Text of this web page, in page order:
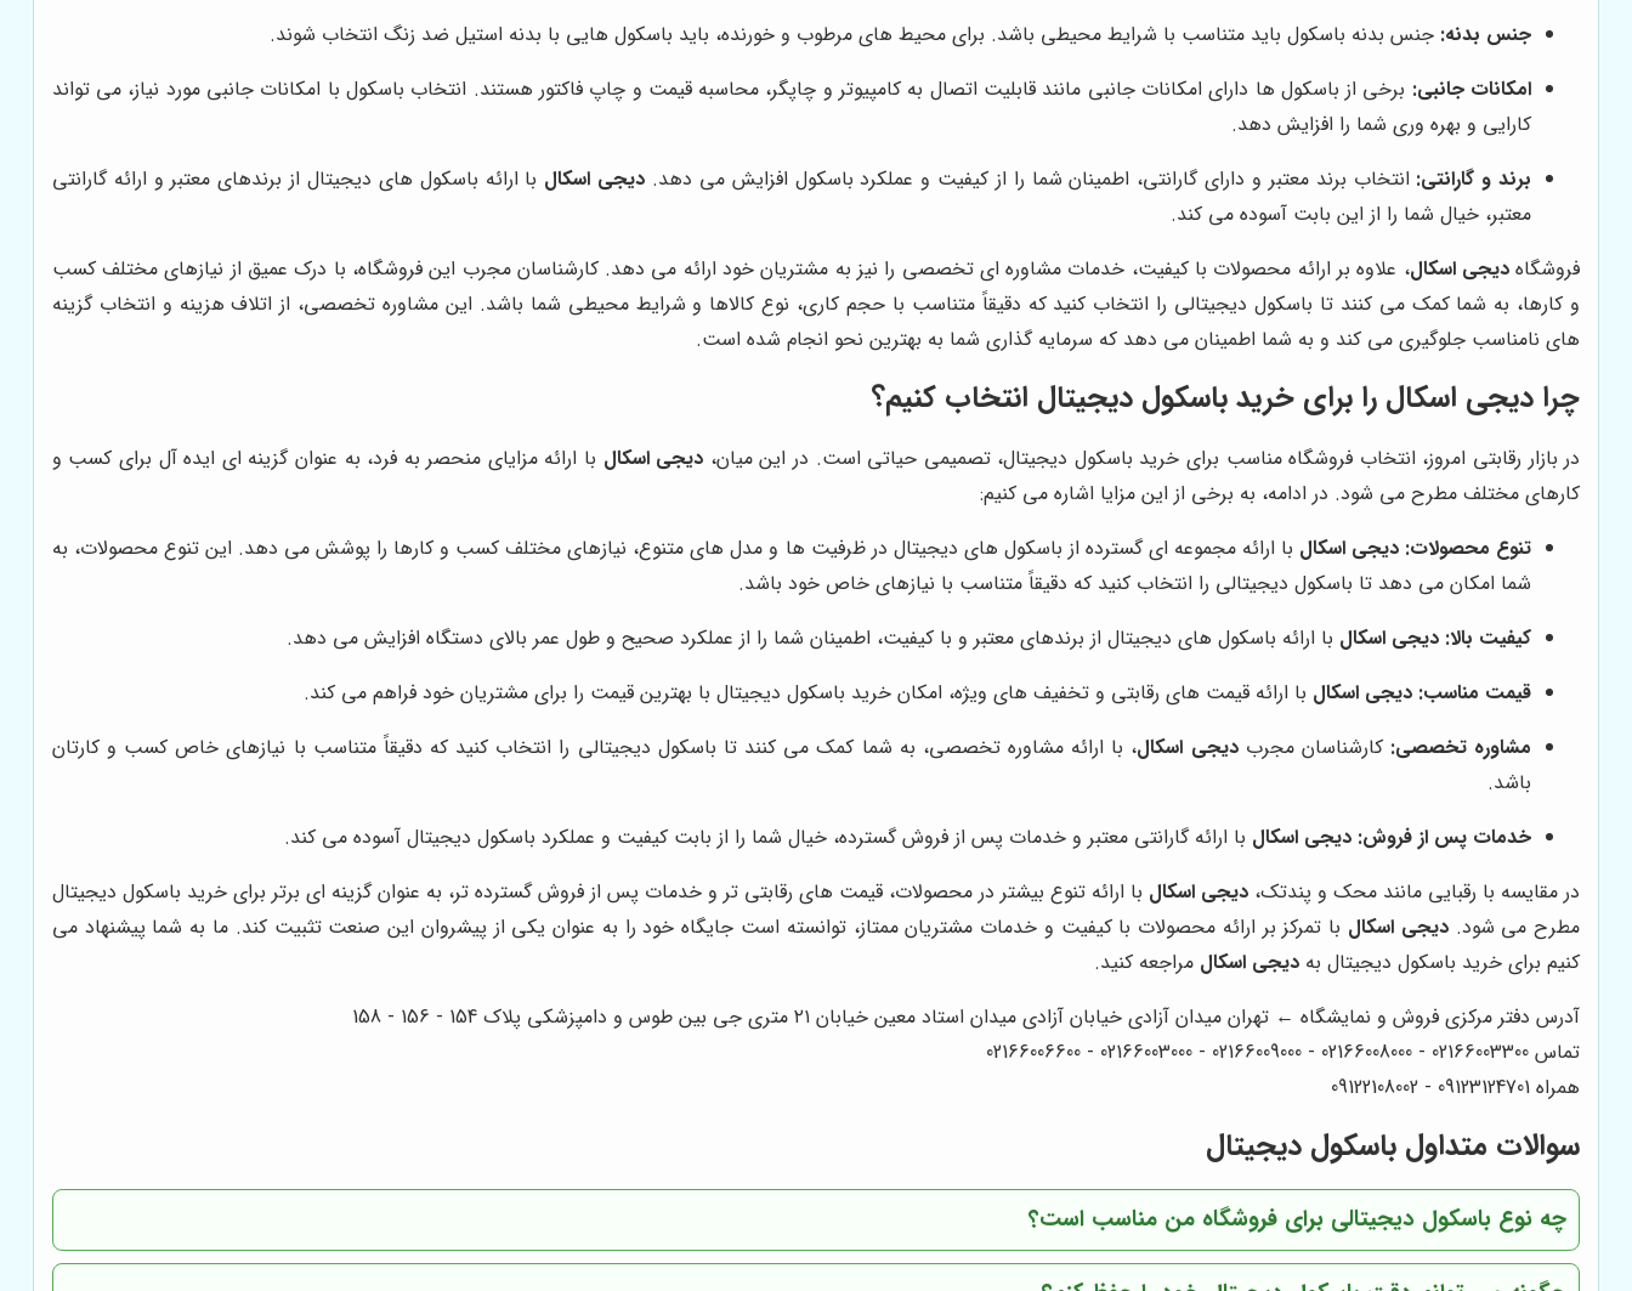
جنس بدنه: جنس بدنه باسکول باید متناسب با شرایط محیطی باشد. برای محیط های مرطوب و خورنده، باید باسکول هایی با بدنه استیل ضد زنگ انتخاب شوند.
امکانات جانبی: برخی از باسکول ها دارای امکانات جانبی مانند قابلیت اتصال به کامپیوتر و چاپگر، محاسبه قیمت و چاپ فاکتور هستند. انتخاب باسکول با امکانات جانبی مورد نیاز، می تواند
کارایی و بهره وری شما را افزایش دهد.
برند و گارانتی: انتخاب برند معتبر و دارای گارانتی، اطمینان شما را از کیفیت و عملکرد باسکول افزایش می دهد. دیجی اسکال با ارائه باسکول های دیجیتال از برندهای معتبر و ارائه گارانتی
معتبر، خیال شما را از این بابت آسوده می کند.
فروشگاهدیجی اسکال، علاوه بر ارائه محصولات با کیفیت، خدمات مشاوره ای تخصصی را نیز به مشتریان خود ارائه می دهد. کارشناسان مجرب این فروشگاه، با درک عمیق از نیازهای مختلف کسب
و کارها، به شما کمک می کنند تا باسکول دیجیتالی را انتخاب کنید که دقیقاً متناسب با حجم کاری، نوع کالاها و شرایط محیطی شما باشد. این مشاوره تخصصی، از اتلاف هزینه و انتخاب گزینه
های نامناسب جلوگیری می کند و به شما اطمینان می دهد که سرمایه گذاری شما به بهترین نحو انجام شده است.
چرا دیجی اسکال را برای خرید باسکول دیجیتال انتخاب کنیم؟
در بازار رقابتی امروز، انتخاب فروشگاه مناسب برای خرید باسکول دیجیتال، تصمیمی حیاتی است. در این میان، دیجی اسکال با ارائه مزایای منحصر به فرد، به عنوان گزینه ای ایده آل برای کسب و
کارهای مختلف مطرح می شود. در ادامه، به برخی از این مزایا اشاره می کنیم:
تنوع محصولات: دیجی اسکال با ارائه مجموعه ای گسترده از باسکول های دیجیتال در ظرفیت ها و مدل های متنوع، نیازهای مختلف کسب و کارها را پوشش می دهد. این تنوع محصولات، به
شما امکان می دهد تا باسکول دیجیتالی را انتخاب کنید که دقیقاً متناسب با نیازهای خاص خود باشد.
کیفیت بالا: دیجی اسکال با ارائه باسکول های دیجیتال از برندهای معتبر و با کیفیت، اطمینان شما را از عملکرد صحیح و طول عمر بالای دستگاه افزایش می دهد.
قیمت مناسب: دیجی اسکال با ارائه قیمت های رقابتی و تخفیف های ویژه، امکان خرید باسکول دیجیتال با بهترین قیمت را برای مشتریان خود فراهم می کند.
مشاوره تخصصی: کارشناسان مجربدیجی اسکال، با ارائه مشاوره تخصصی، به شما کمک می کنند تا باسکول دیجیتالی را انتخاب کنید که دقیقاً متناسب با نیازهای خاص کسب و کارتان
باشد.
خدمات پس از فروش: دیجی اسکال با ارائه گارانتی معتبر و خدمات پس از فروش گسترده، خیال شما را از بابت کیفیت و عملکرد باسکول دیجیتال آسوده می کند.
در مقایسه با رقبایی مانند محک و پندتک، دیجی اسکال با ارائه تنوع بیشتر در محصولات، قیمت های رقابتی تر و خدمات پس از فروش گسترده تر، به عنوان گزینه ای برتر برای خرید باسکول دیجیتال
مطرح می شود.دیجی اسکال با تمرکز بر ارائه محصولات با کیفیت و خدمات مشتریان ممتاز، توانسته است جایگاه خود را به عنوان یکی از پیشروان این صنعت تثبیت کند. ما به شما پیشنهاد می
کنیم برای خرید باسکول دیجیتال به دیجی اسکال مراجعه کنید.
آدرس دفتر مرکزی فروش و نمایشگاه ← تهران میدان آزادی خیابان آزادی میدان استاد معین خیابان ۲۱ متری جی بین طوس و دامپزشکی پلاک 154 - 156 - 158
تماس 02166003300 - 02166008000 - 02166009000 - 02166003000 - 02166006600
همراه 09123124701 - 09122108002
سوالات متداول باسکول دیجیتال
چه نوع باسکول دیجیتالی برای فروشگاه من مناسب است؟